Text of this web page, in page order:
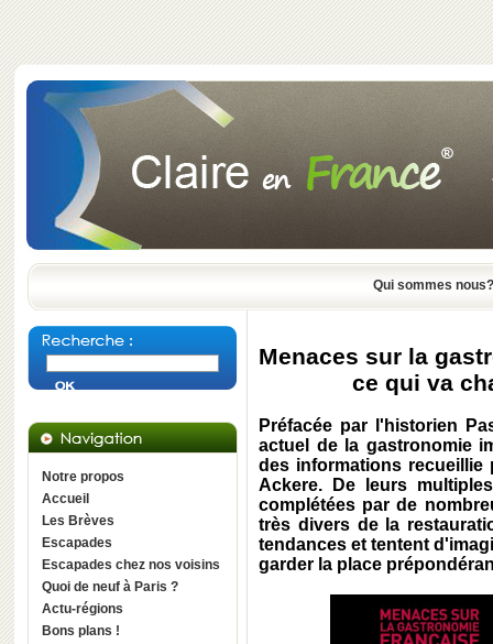
Qui sommes nous?
Notre propos
Accueil
Les Brèves
Escapades
Escapades chez nos voisins
Quoi de neuf à Paris ?
Actu-régions
Bons plans !
Menaces sur la
ce qui va
Préfacée par l'historien
actuel de la gastronomie
des informations recueillie
Ackere. De leurs
complétées par de
très divers de la
tendances et tentent
garder la place